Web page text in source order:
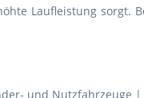
Laufleistung sorgt.
und Nutzfahrzeuge